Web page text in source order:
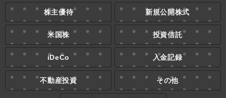
株主優待 新規公開株式
米国株 投資信託
iDeCo 入金記録
不動産投資 その他